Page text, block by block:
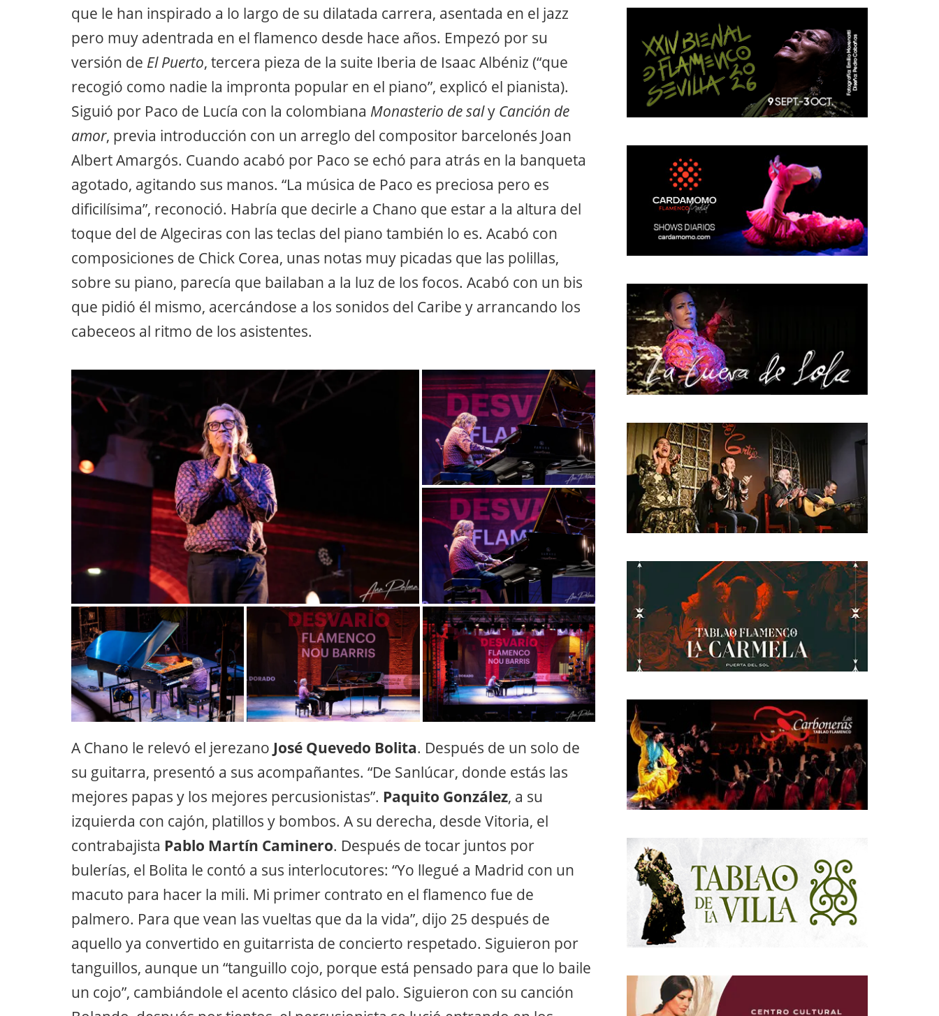
que le han inspirado a lo largo de su dilatada carrera, asentada en el jazz
pero muy adentrada en el flamenco desde hace años. Empezó por su
versión de El Puerto, tercera pieza de la suite Iberia de Isaac Albéniz (“que
recogió como nadie la impronta popular en el piano”, explicó el pianista).
Siguió por Paco de Lucía con la colombiana Monasterio de saly Canción de
amor, previa introducción con un arreglo del compositor barcelonés Joan
Albert Amargós. Cuando acabó por Paco se echó para atrás en la banqueta
agotado, agitando sus manos. “La música de Paco es preciosa pero es
dificilísima”, reconoció. Habría que decirle a Chano que estar a la altura del
toque del de Algeciras con las teclas del piano también lo es. Acabó con
composiciones de Chick Corea, unas notas muy picadas que las polillas,
sobre su piano, parecía que bailaban a la luz de los focos. Acabó con un bis
que pidió él mismo, acercándose a los sonidos del Caribe y arrancando los
cabeceos al ritmo de los asistentes.
A Chano le relevó el jerezano José Quevedo Bolita. Después de un solo de
su guitarra, presentó a sus acompañantes. “De Sanlúcar, donde estás las
mejores papas y los mejores percusionistas”. Paquito González, a su
izquierda con cajón, platillos y bombos. A su derecha, desde Vitoria, el
contrabajista Pablo Martín Caminero. Después de tocar juntos por
bulerías, el Bolita le contó a sus interlocutores: “Yo llegué a Madrid con un
macuto para hacer la mili. Mi primer contrato en el flamenco fue de
palmero. Para que vean las vueltas que da la vida”, dijo 25 después de
aquello ya convertido en guitarrista de concierto respetado. Siguieron por
tanguillos, aunque un “tanguillo cojo, porque está pensado para que lo baile
un cojo”, cambiándole el acento clásico del palo. Siguieron con su canción